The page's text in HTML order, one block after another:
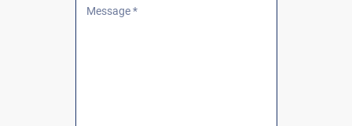
Message *